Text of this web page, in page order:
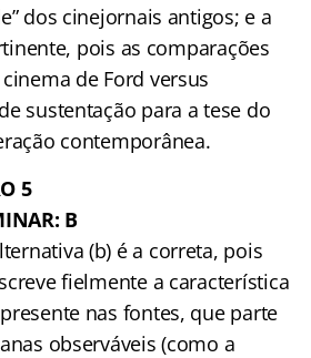
dos cinejornais antigos; e a
pois as comparações
de Ford versus
sustentação para a tese do
contemporânea.
5
B
(b) é a correta, pois
fielmente a característica
nas fontes, que parte
observáveis (como a